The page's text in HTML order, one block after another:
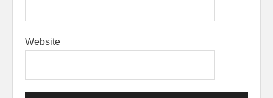
Website